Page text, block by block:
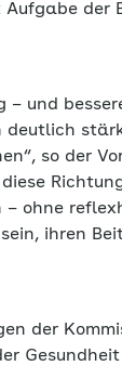
der
und
deutlich
so der
ohne
ihren
der